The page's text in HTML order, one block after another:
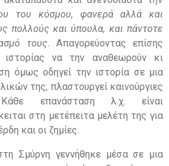
του κόσμου, φανερά αλλά και
πολλούς και ύπουλα, και πάντοτε
τους.
Απαγορεύοντας επίσης
να την αναθεωρούν κι
όμως οδηγεί την ιστορία σε μια
της, πλαστουργεί καινούργιες
Κάθε επανάσταση λ.χ. είναι
στη μετέπειτα μελέτη της για
και οι ζημίες.
Σμύρνη γεννήθηκε μέσα σε μια